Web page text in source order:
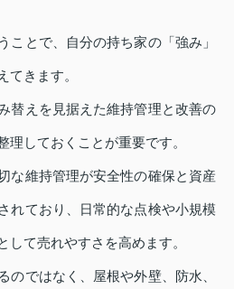
ことで、自分の持ち家の「強み」
てきます。
替えを見据えた維持管理と改善の
理しておくことが重要です。
な維持管理が安全性の確保と資産
れており、日常的な点検や小規模
して売れやすさを高めます。
のではなく、屋根や外壁、防水、